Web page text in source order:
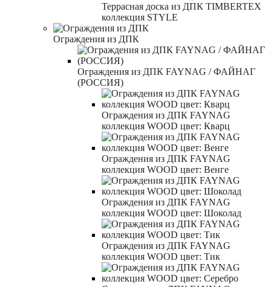
Террасная доска из ДПК TIMBERTEX
коллекция STYLE
Ограждения из ДПК
Ограждения из ДПК FAYNAG / ФАЙНАГ
(РОССИЯ)
Ограждения из ДПК FAYNAG
коллекция WOOD цвет: Кварц
Ограждения из ДПК FAYNAG
коллекция WOOD цвет: Венге
Ограждения из ДПК FAYNAG
коллекция WOOD цвет: Шоколад
Ограждения из ДПК FAYNAG
коллекция WOOD цвет: Тик